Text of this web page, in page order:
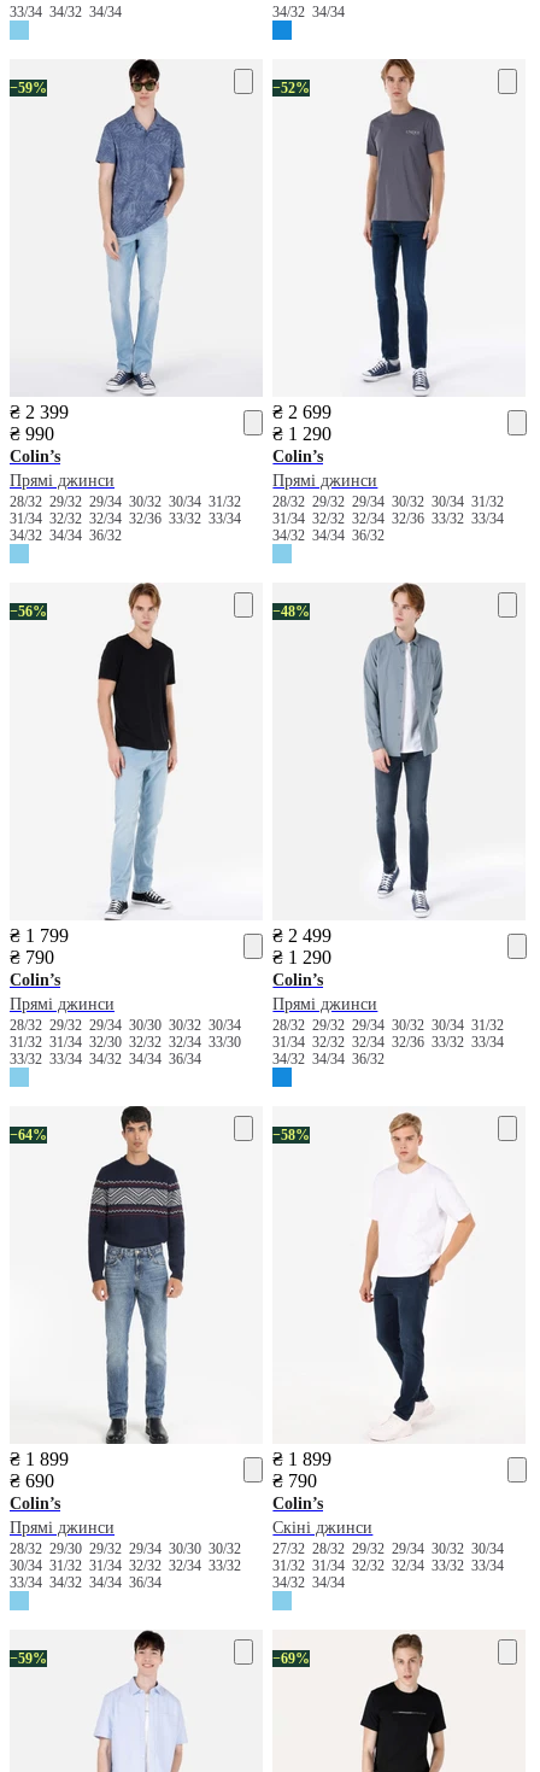
33/34 34/32 34/34
34/3234/34
−59%
₴ 2 399
₴ 990
Colin’s
Прямі джинси
28/32 29/32 29/34 30/32 30/34 31/32
31/34 32/32 32/34 32/36 33/32 33/34
34/32 34/34 36/32
−52%
₴ 2 699
₴ 1 290
Colin’s
Прямі джинси
28/3229/3229/3430/3230/3431/32
31/3432/3232/3432/3633/3233/34
34/3234/3436/32
−56%
₴ 1 799
₴ 790
Colin’s
Прямі джинси
28/32 29/32 29/34 30/30 30/32 30/34
31/32 31/34 32/30 32/32 32/34 33/30
33/32 33/34 34/32 34/34 36/34
−48%
₴ 2 499
₴ 1 290
Colin’s
Прямі джинси
28/3229/3229/3430/3230/3431/32
31/3432/3232/3432/3633/3233/34
34/3234/3436/32
−64%
₴ 1 899
₴ 690
Colin’s
Прямі джинси
28/32 29/30 29/32 29/34 30/30 30/32
30/34 31/32 31/34 32/32 32/34 33/32
33/34 34/32 34/34 36/34
−58%
₴ 1 899
₴ 790
Colin’s
Скіні джинси
27/3228/3229/3229/3430/3230/34
31/3231/3432/3232/3433/3233/34
34/3234/34
−59% −69%